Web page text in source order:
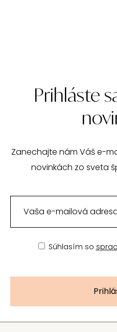
Prihláste
Zanechajte nám Váš e-
novinkách zo sveta
Súhlasím so